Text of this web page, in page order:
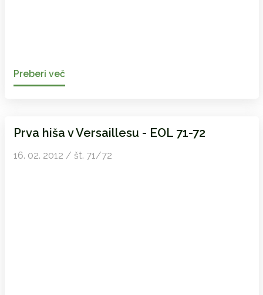
Preberi več
Prva hiša v Versaillesu - EOL 71-72
16. 02. 2012 / št. 71/72